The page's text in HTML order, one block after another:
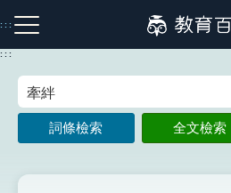
到
主
:::
注音索引圖示 筆畫索引圖示
:::
詞條檢索 全文檢索